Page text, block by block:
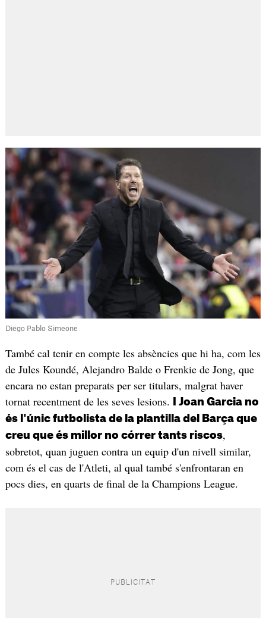
Diego Pablo Simeone
També cal tenir en compte les absències que hi ha, com les
de Jules Koundé, Alejandro Balde o Frenkie de Jong, que
encara no estan preparats per ser titulars, malgrat haver
tornat recentment de les seves lesions.
I Joan Garcia no
és l'únic futbolista de la plantilla del Barça que
creu que és millor no córrer tants riscos,
sobretot, quan juguen contra un equip d'un nivell similar,
com és el cas de l'Atleti, al qual també s'enfrontaran en
pocs dies, en quarts de final de la Champions League.